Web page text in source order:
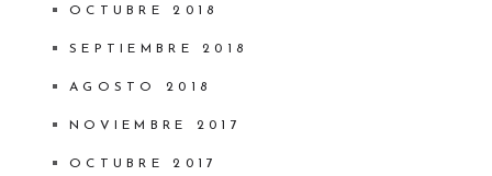
OCTUBRE 2018
SEPTIEMBRE 2018
AGOSTO 2018
NOVIEMBRE 2017
OCTUBRE 2017